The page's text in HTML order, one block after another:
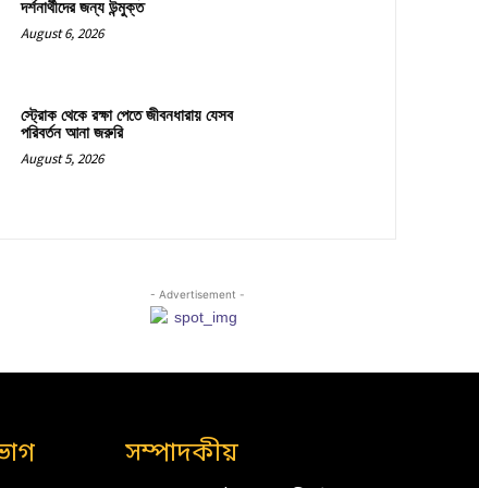
দর্শনার্থীদের জন্য উন্মুক্ত
August 6, 2026
স্ট্রোক থেকে রক্ষা পেতে জীবনধারায় যেসব
পরিবর্তন আনা জরুরি
August 5, 2026
- Advertisement -
সম্পাদকীয়